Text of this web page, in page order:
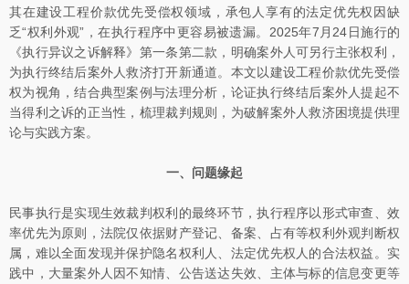
其在建设工程价款优先受偿权领域，承包人享有的法定优先权因缺
乏“权利外观”，在执行程序中更容易被遗漏。2025年7月24日施行的
《执行异议之诉解释》第一条第二款，明确案外人可另行主张权利，
为执行终结后案外人救济打开新通道。本文以建设工程价款优先受偿
权为视角，结合典型案例与法理分析，论证执行终结后案外人提起不
当得利之诉的正当性，梳理裁判规则，为破解案外人救济困境提供理
论与实践方案。
一、问题缘起
民事执行是实现生效裁判权利的最终环节，执行程序以形式审查、效
率优先为原则，法院仅依据财产登记、备案、占有等权利外观判断权
属，难以全面发现并保护隐名权利人、法定优先权人的合法权益。实
践中，大量案外人因不知情、公告送达失效、主体与标的信息变更等